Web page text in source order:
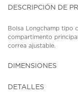
DESCRIPCIÓN DE
Bolsa Longchamp tipo
compartimento
correa ajustable.
DIMENSIONES
DETALLES